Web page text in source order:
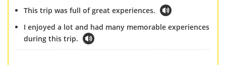
This trip was full of great experiences.
I enjoyed a lot and had many memorable experiences
during this trip.